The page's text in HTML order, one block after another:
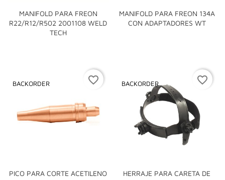
MANIFOLD PARA FREON
R22/R12/R502 2001108 WELD
TECH
MANIFOLD PARA FREON 134A
CON ADAPTADORES WT
PICO PARA CORTE ACETILENO
BACKORDER favorite_border
HERRAJE PARA CARETA DE
BACKORDER favorite_border